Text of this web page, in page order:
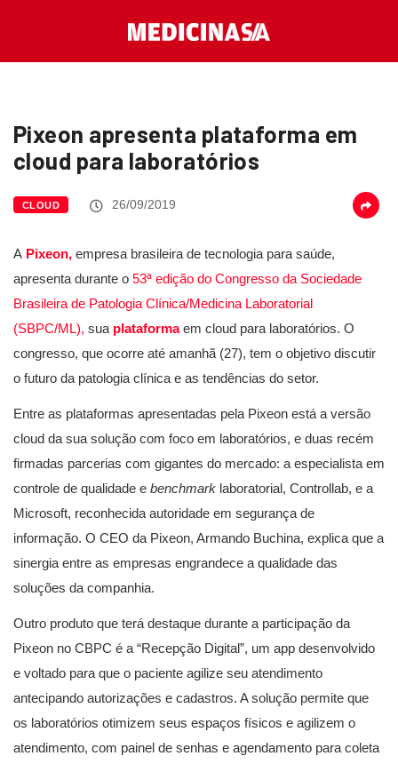
Pixeon apresenta plataforma em
cloud para laboratórios
CLOUD 26/09/2019
A Pixeon, empresa brasileira de tecnologia para saúde,
apresenta durante o 53ª edição do Congresso da Sociedade
Brasileira de Patologia Clínica/Medicina Laboratorial
(SBPC/ML), sua plataformaem cloud para laboratórios. O
congresso, que ocorre até amanhã (27), tem o objetivo discutir
o futuro da patologia clínica e as tendências do setor.
Entre as plataformas apresentadas pela Pixeon está a versão
cloud da sua solução com foco em laboratórios, e duas recém
firmadas parcerias com gigantes do mercado: a especialista em
controle de qualidade e benchmark laboratorial, Controllab, e a
Microsoft, reconhecida autoridade em segurança de
informação. O CEO da Pixeon, Armando Buchina, explica que a
sinergia entre as empresas engrandece a qualidade das
soluções da companhia.
Outro produto que terá destaque durante a participação da
Pixeon no CBPC é a “Recepção Digital”, um app desenvolvido
e voltado para que o paciente agilize seu atendimento
antecipando autorizações e cadastros. A solução permite que
os laboratórios otimizem seus espaços físicos e agilizem o
atendimento, com painel de senhas e agendamento para coleta